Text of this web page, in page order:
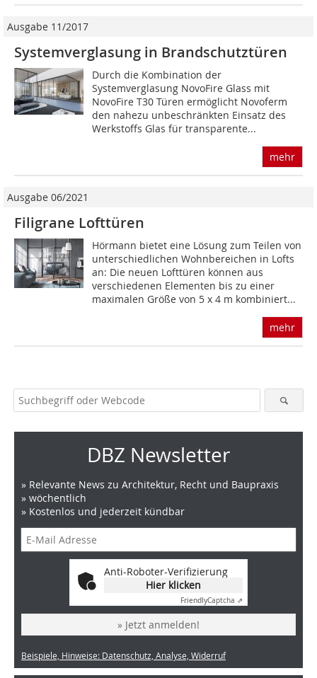
Ausgabe 11/2017
Systemverglasung in Brandschutztüren
Durch die Kombination der
Systemverglasung NovoFire Glass mit
NovoFire T30 Türen ermöglicht Novoferm
den nahezu unbeschränkten Einsatz des
Werkstoffs Glas für transparente...
mehr
Ausgabe 06/2021
Filigrane Lofttüren
Hörmann bietet eine Lösung zum Teilen von
unterschiedlichen Wohnbereichen in Lofts
an: Die neuen Lofttüren können aus
verschiedenen Elementen bis zu einer
maximalen Größe von 5 x 4 m kombiniert...
mehr
DBZ Newsletter
» Relevante News zu Architektur, Recht und Baupraxis
» wöchentlich
» Kostenlos und jederzeit kündbar
Anti-Roboter-Verifizierung
Hier klicken
FriendlyCaptcha ⇗
» Jetzt anmelden!
Beispiele, Hinweise: Datenschutz, Analyse, Widerruf